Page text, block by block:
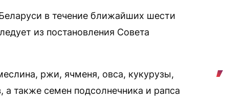
в течение ближайших шести
из постановления Совета
ржи, ячменя, овса, кукурузы,
а также семен подсолнечника и рапса